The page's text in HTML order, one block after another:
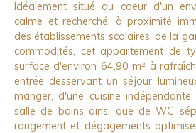
Idéalement situé au coeur d'un
calme et recherché, à proximité
des établissements scolaires, de la
commodités, cet appartement de
surface d'environ 64,90 m² à
entrée desservant un séjour
manger, d'une cuisine
salle de bains ainsi que de WC
rangement et dégagements